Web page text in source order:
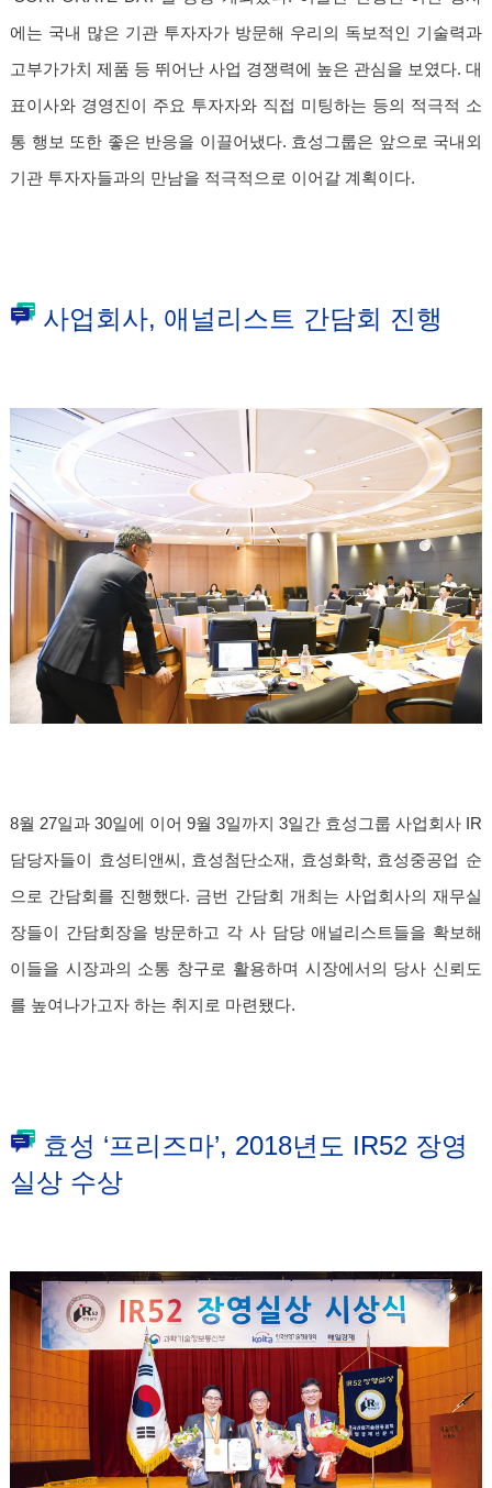
에는 국내 많은 기관 투자자가 방문해 우리의 독보적인 기술력과
고부가가치 제품 등 뛰어난 사업 경쟁력에 높은 관심을 보였다. 대
표이사와 경영진이 주요 투자자와 직접 미팅하는 등의 적극적 소
통 행보 또한 좋은 반응을 이끌어냈다. 효성그룹은 앞으로 국내외
기관 투자자들과의 만남을 적극적으로 이어갈 계획이다.
사업회사, 애널리스트 간담회 진행
8월 27일과 30일에 이어 9월 3일까지 3일간 효성그룹 사업회사 IR
담당자들이 효성티앤씨, 효성첨단소재, 효성화학, 효성중공업 순
으로 간담회를 진행했다. 금번 간담회 개최는 사업회사의 재무실
장들이 간담회장을 방문하고 각 사 담당 애널리스트들을 확보해
이들을 시장과의 소통 창구로 활용하며 시장에서의 당사 신뢰도
를 높여나가고자 하는 취지로 마련됐다.
효성 ‘프리즈마’, 2018년도 IR52 장영
실상 수상